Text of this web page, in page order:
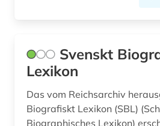
Svenskt
Lexikon
Das vom Reichsarchiv
Biografiskt Lexikon (SBL)
Biographisches Lexikon)